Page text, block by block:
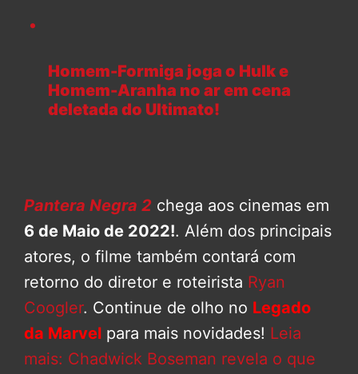
Homem-Formiga joga o Hulk e
Homem-Aranha no ar em cena
deletada do Ultimato!
Pantera Negra 2 chega aos cinemas em
6 de Maio de 2022!. Além dos principais
atores, o filme também contará com
retorno do diretor e roteirista Ryan
Coogler. Continue de olho no Legado
da Marvel para mais novidades! Leia
mais: Chadwick Boseman revela o que